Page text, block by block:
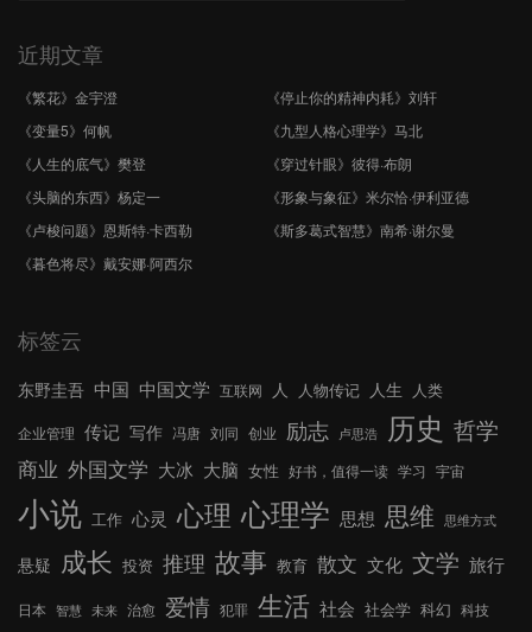
近期文章
《繁花》金宇澄
《停止你的精神内耗》刘轩
《变量5》何帆
《九型人格心理学》马北
《人生的底气》樊登
《穿过针眼》彼得·布朗
《头脑的东西》杨定一
《形象与象征》米尔恰·伊利亚德
《卢梭问题》恩斯特·卡西勒
《斯多葛式智慧》南希·谢尔曼
《暮色将尽》戴安娜·阿西尔
标签云
东野圭吾 中国 中国文学 互联网 人 人物传记 人生 人类
企业管理 传记 写作 冯唐 刘同 创业 励志 卢思浩 历史 哲学
商业 外国文学 大冰 大脑 女性 好书，值得一读 学习 宇宙
小说 工作 心灵 心理 心理学 思想 思维 思维方式
悬疑 成长 投资 推理 故事 教育 散文 文化 文学 旅行
日本 智慧 未来 治愈 爱情 犯罪 生活 社会 社会学 科幻 科技